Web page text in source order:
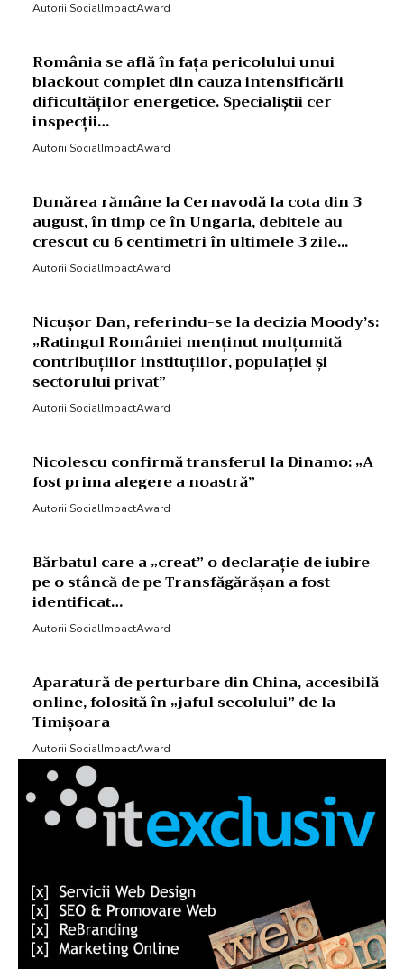
Autorii SocialImpactAward
România se află în fața pericolului unui
blackout complet din cauza intensificării
dificultăților energetice. Specialiștii cer
inspecții…
Autorii SocialImpactAward
Dunărea rămâne la Cernavodă la cota din 3
august, în timp ce în Ungaria, debitele au
crescut cu 6 centimetri în ultimele 3 zile...
Autorii SocialImpactAward
Nicușor Dan, referindu-se la decizia Moody’s:
„Ratingul României menținut mulțumită
contribuțiilor instituțiilor, populației și
sectorului privat”
Autorii SocialImpactAward
Nicolescu confirmă transferul la Dinamo: „A
fost prima alegere a noastră”
Autorii SocialImpactAward
Bărbatul care a „creat” o declarație de iubire
pe o stâncă de pe Transfăgărășan a fost
identificat…
Autorii SocialImpactAward
Aparatură de perturbare din China, accesibilă
online, folosită în „jaful secolului” de la
Timișoara
Autorii SocialImpactAward